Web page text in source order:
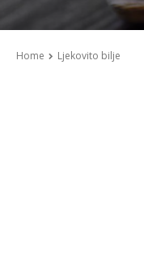
Home Ljekovito bilje